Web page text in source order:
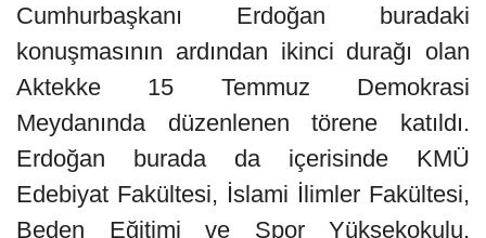
Cumhurbaşkanı Erdoğan buradaki
konuşmasının ardından ikinci durağı olan
Aktekke 15 Temmuz Demokrasi
Meydanında düzenlenen törene katıldı.
Erdoğan burada da içerisinde KMÜ
Edebiyat Fakültesi, İslami İlimler Fakültesi,
Beden Eğitimi ve Spor Yüksekokulu,